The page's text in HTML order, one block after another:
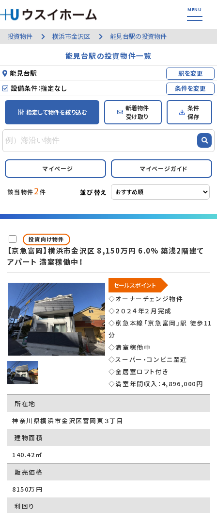
投資物件 横浜市金沢区 能見台駅の投資物件
能見台駅の投資物件一覧
能見台駅 駅を変更
設備条件：指定なし 条件を変更
指定して物件を絞り込む
新着物件
受け取り
条件
保存
マイページ マイページガイド
該当物件2件 並び替え
投資向け物件
【京急富岡】横浜市金沢区 8,150万円 6.0% 築浅2階建て
アパート 満室稼働中！
セールスポイント
◇オーナーチェンジ物件
◇２０２４年２月完成
◇京急本線「京急富岡」駅 徒歩11
分
◇満室稼働中
◇スーパー・コンビニ至近
◇全居室ロフト付き
◇満室年間収入：4,896,000円
所在地
神奈川県横浜市金沢区富岡東３丁目
建物面積
140.42㎡
販売価格
8150万円
利回り